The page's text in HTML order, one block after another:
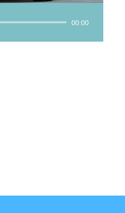
Reproductor
00:00